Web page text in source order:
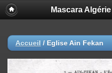
Mascara
Accueil / Eglise Ain Fekan